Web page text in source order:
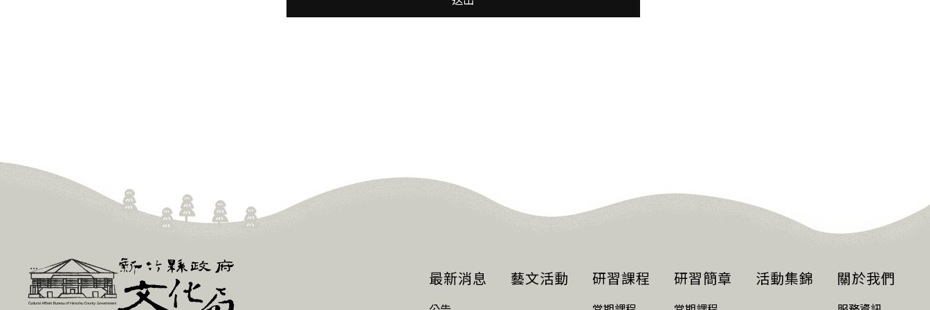
::: 最新消息 藝文活動 研習課程 研習簡章 活動集錦 關於我們